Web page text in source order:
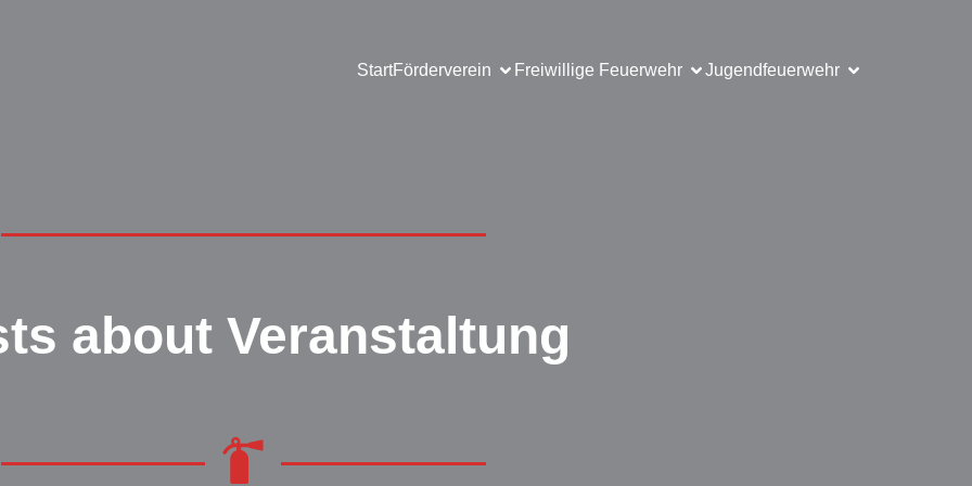
StartFörderverein Freiwillige Feuerwehr Jugendfeuerwehr
about Veranstaltung